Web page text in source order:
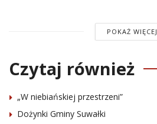
POKAŻ WIĘCEJ
Czytaj również
„W niebiańskiej przestrzeni”
Dożynki Gminy Suwałki